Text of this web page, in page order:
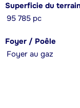
Superficie du
95 785 pc
Foyer / Poêle
Foyer au gaz